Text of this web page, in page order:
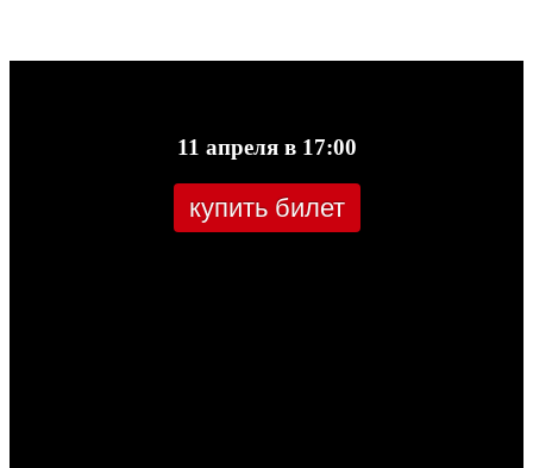
11 апреля в 17:00
купить билет